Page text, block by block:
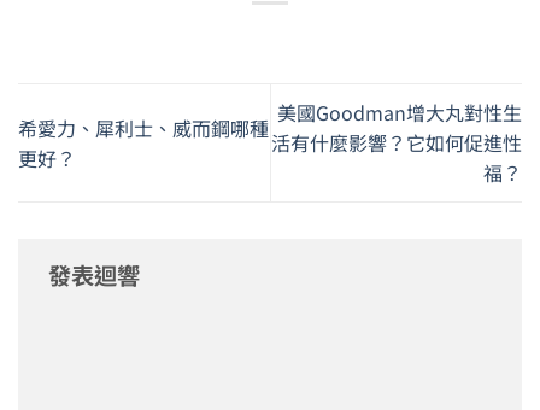
希愛力、犀利士、威而鋼哪種
更好？
美國Goodman增大丸對性生
活有什麼影響？它如何促進性
福？
發表迴響